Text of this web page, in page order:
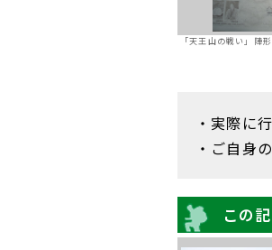
「天王山の戦い」陣
・実際に
・ご自身
この